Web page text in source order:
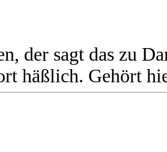
der sagt das zu
häßlich. Gehört